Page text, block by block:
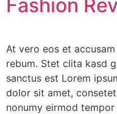
Fashion
At vero eos et
rebum. Stet clita kasd
sanctus est Lorem
dolor sit amet,
nonumy eirmod